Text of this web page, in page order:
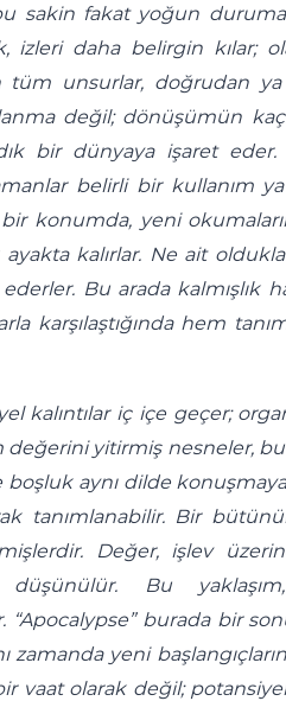
sakin fakat yoğun duruma
izleri daha belirgin kılar;
tüm unsurlar, doğrudan ya
değil; dönüşümün
bir dünyaya işaret
belirli bir kullanım
konumda, yeni
kalırlar. Ne ait
Bu arada kalmışlık
karşılaştığında hem
kalıntılar iç içe geçer;
değerini yitirmiş nesneler,
boşluk aynı dilde
tanımlanabilir. Bir
Değer, işlev
Bu yaklaşım,
“Apocalypse” burada bir
zamanda yeni
vaat olarak değil;